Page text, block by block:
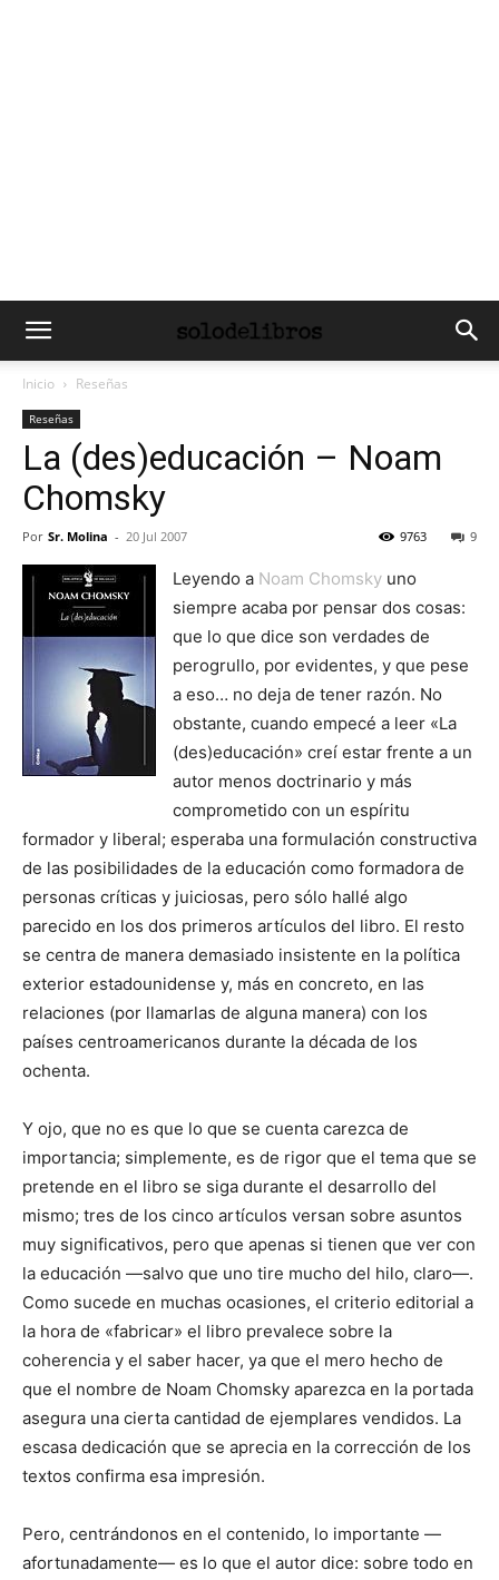
Inicio Reseñas
Reseñas
La (des)educación – Noam
Chomsky
Por Sr. Molina - 20 Jul 2007 9
9763
Leyendo a Noam Chomsky uno
siempre acaba por pensar dos cosas:
que lo que dice son verdades de
perogrullo, por evidentes, y que pese
a eso… no deja de tener razón. No
obstante, cuando empecé a leer «La
(des)educación» creí estar frente a un
autor menos doctrinario y más
comprometido con un espíritu
formador y liberal; esperaba una formulación constructiva
de las posibilidades de la educación como formadora de
personas críticas y juiciosas, pero sólo hallé algo
parecido en los dos primeros artículos del libro. El resto
se centra de manera demasiado insistente en la política
exterior estadounidense y, más en concreto, en las
relaciones (por llamarlas de alguna manera) con los
países centroamericanos durante la década de los
ochenta.
Y ojo, que no es que lo que se cuenta carezca de
importancia; simplemente, es de rigor que el tema que se
pretende en el libro se siga durante el desarrollo del
mismo; tres de los cinco artículos versan sobre asuntos
muy significativos, pero que apenas si tienen que ver con
la educación —salvo que uno tire mucho del hilo, claro—.
Como sucede en muchas ocasiones, el criterio editorial a
la hora de «fabricar» el libro prevalece sobre la
coherencia y el saber hacer, ya que el mero hecho de
que el nombre de Noam Chomsky aparezca en la portada
asegura una cierta cantidad de ejemplares vendidos. La
escasa dedicación que se aprecia en la corrección de los
textos confirma esa impresión.
Pero, centrándonos en el contenido, lo importante —
afortunadamente— es lo que el autor dice: sobre todo en